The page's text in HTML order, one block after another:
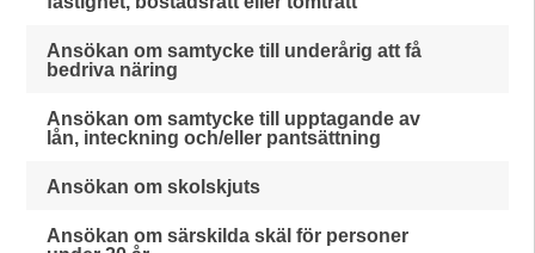
Ansökan om samtycke till underårig att få
bedriva näring
Ansökan om samtycke till upptagande av
lån, inteckning och/eller pantsättning
Ansökan om skolskjuts
Ansökan om särskilda skäl för personer